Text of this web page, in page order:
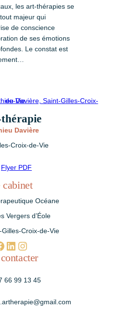
les art-thérapies se
majeur qui
de conscience
de ses émotions
Le constat est
Davière
Croix-de-Vie
Flyer PDF
cabinet
Océane
Vergers d’Éole
Croix-de-Vie
linkedin.com/in/matthieu-davière-75686b308 Instagram
66 99 13 45